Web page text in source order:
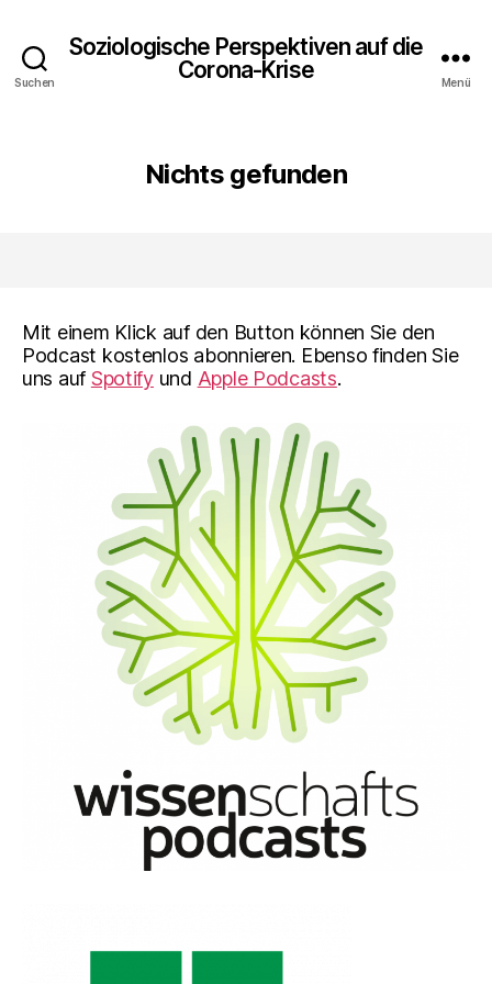
Suchen
Soziologische Perspektiven auf die
Corona-Krise
Menü
Nichts gefunden
Mit einem Klick auf den Button können Sie den
Podcast kostenlos abonnieren. Ebenso finden Sie
uns auf Spotifyund Apple Podcasts.